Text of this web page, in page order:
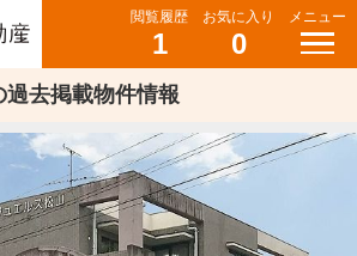
閲覧履歴
1
お気に入り
0
メニュー
去掲載物件情報